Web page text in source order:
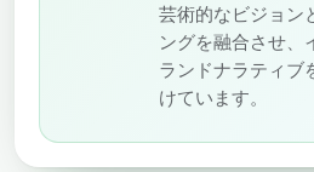
芸術的なビジョン
ングを融合させ、
ランドナラティブ
けています。